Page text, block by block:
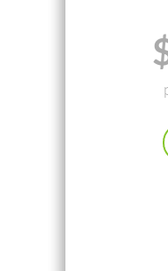
Renews